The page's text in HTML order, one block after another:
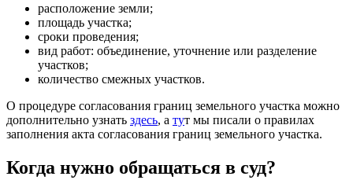
расположение земли;
площадь участка;
сроки проведения;
вид работ: объединение, уточнение или разделение
участков;
количество смежных участков.
О процедуре согласования границ земельного участка можно
дополнительно узнать здесь, а тут мы писали о правилах
заполнения акта согласования границ земельного участка.
Когда нужно обращаться в суд?